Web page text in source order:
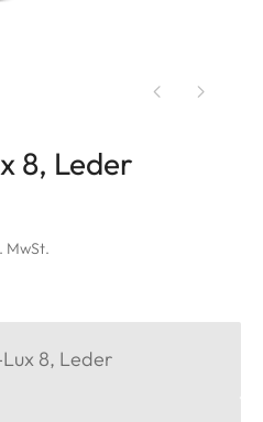
8, Leder
MwSt.
8, Leder